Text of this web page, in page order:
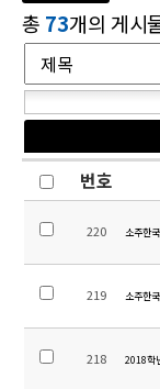
총 73개의 게시
번호
220 소주한
219 소주한
218 2018학